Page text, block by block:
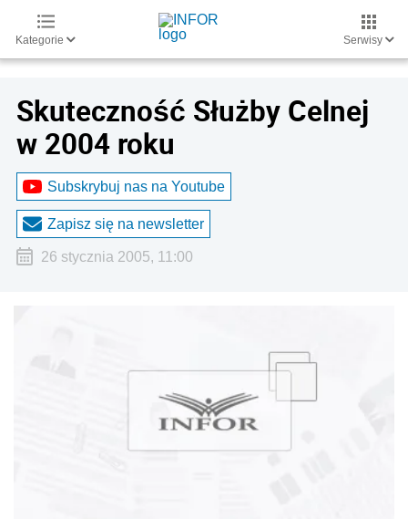
Kategorie Serwisy
Skuteczność Służby Celnej
w 2004 roku
Subskrybuj nas na Youtube
Zapisz się na newsletter
26 stycznia 2005, 11:00